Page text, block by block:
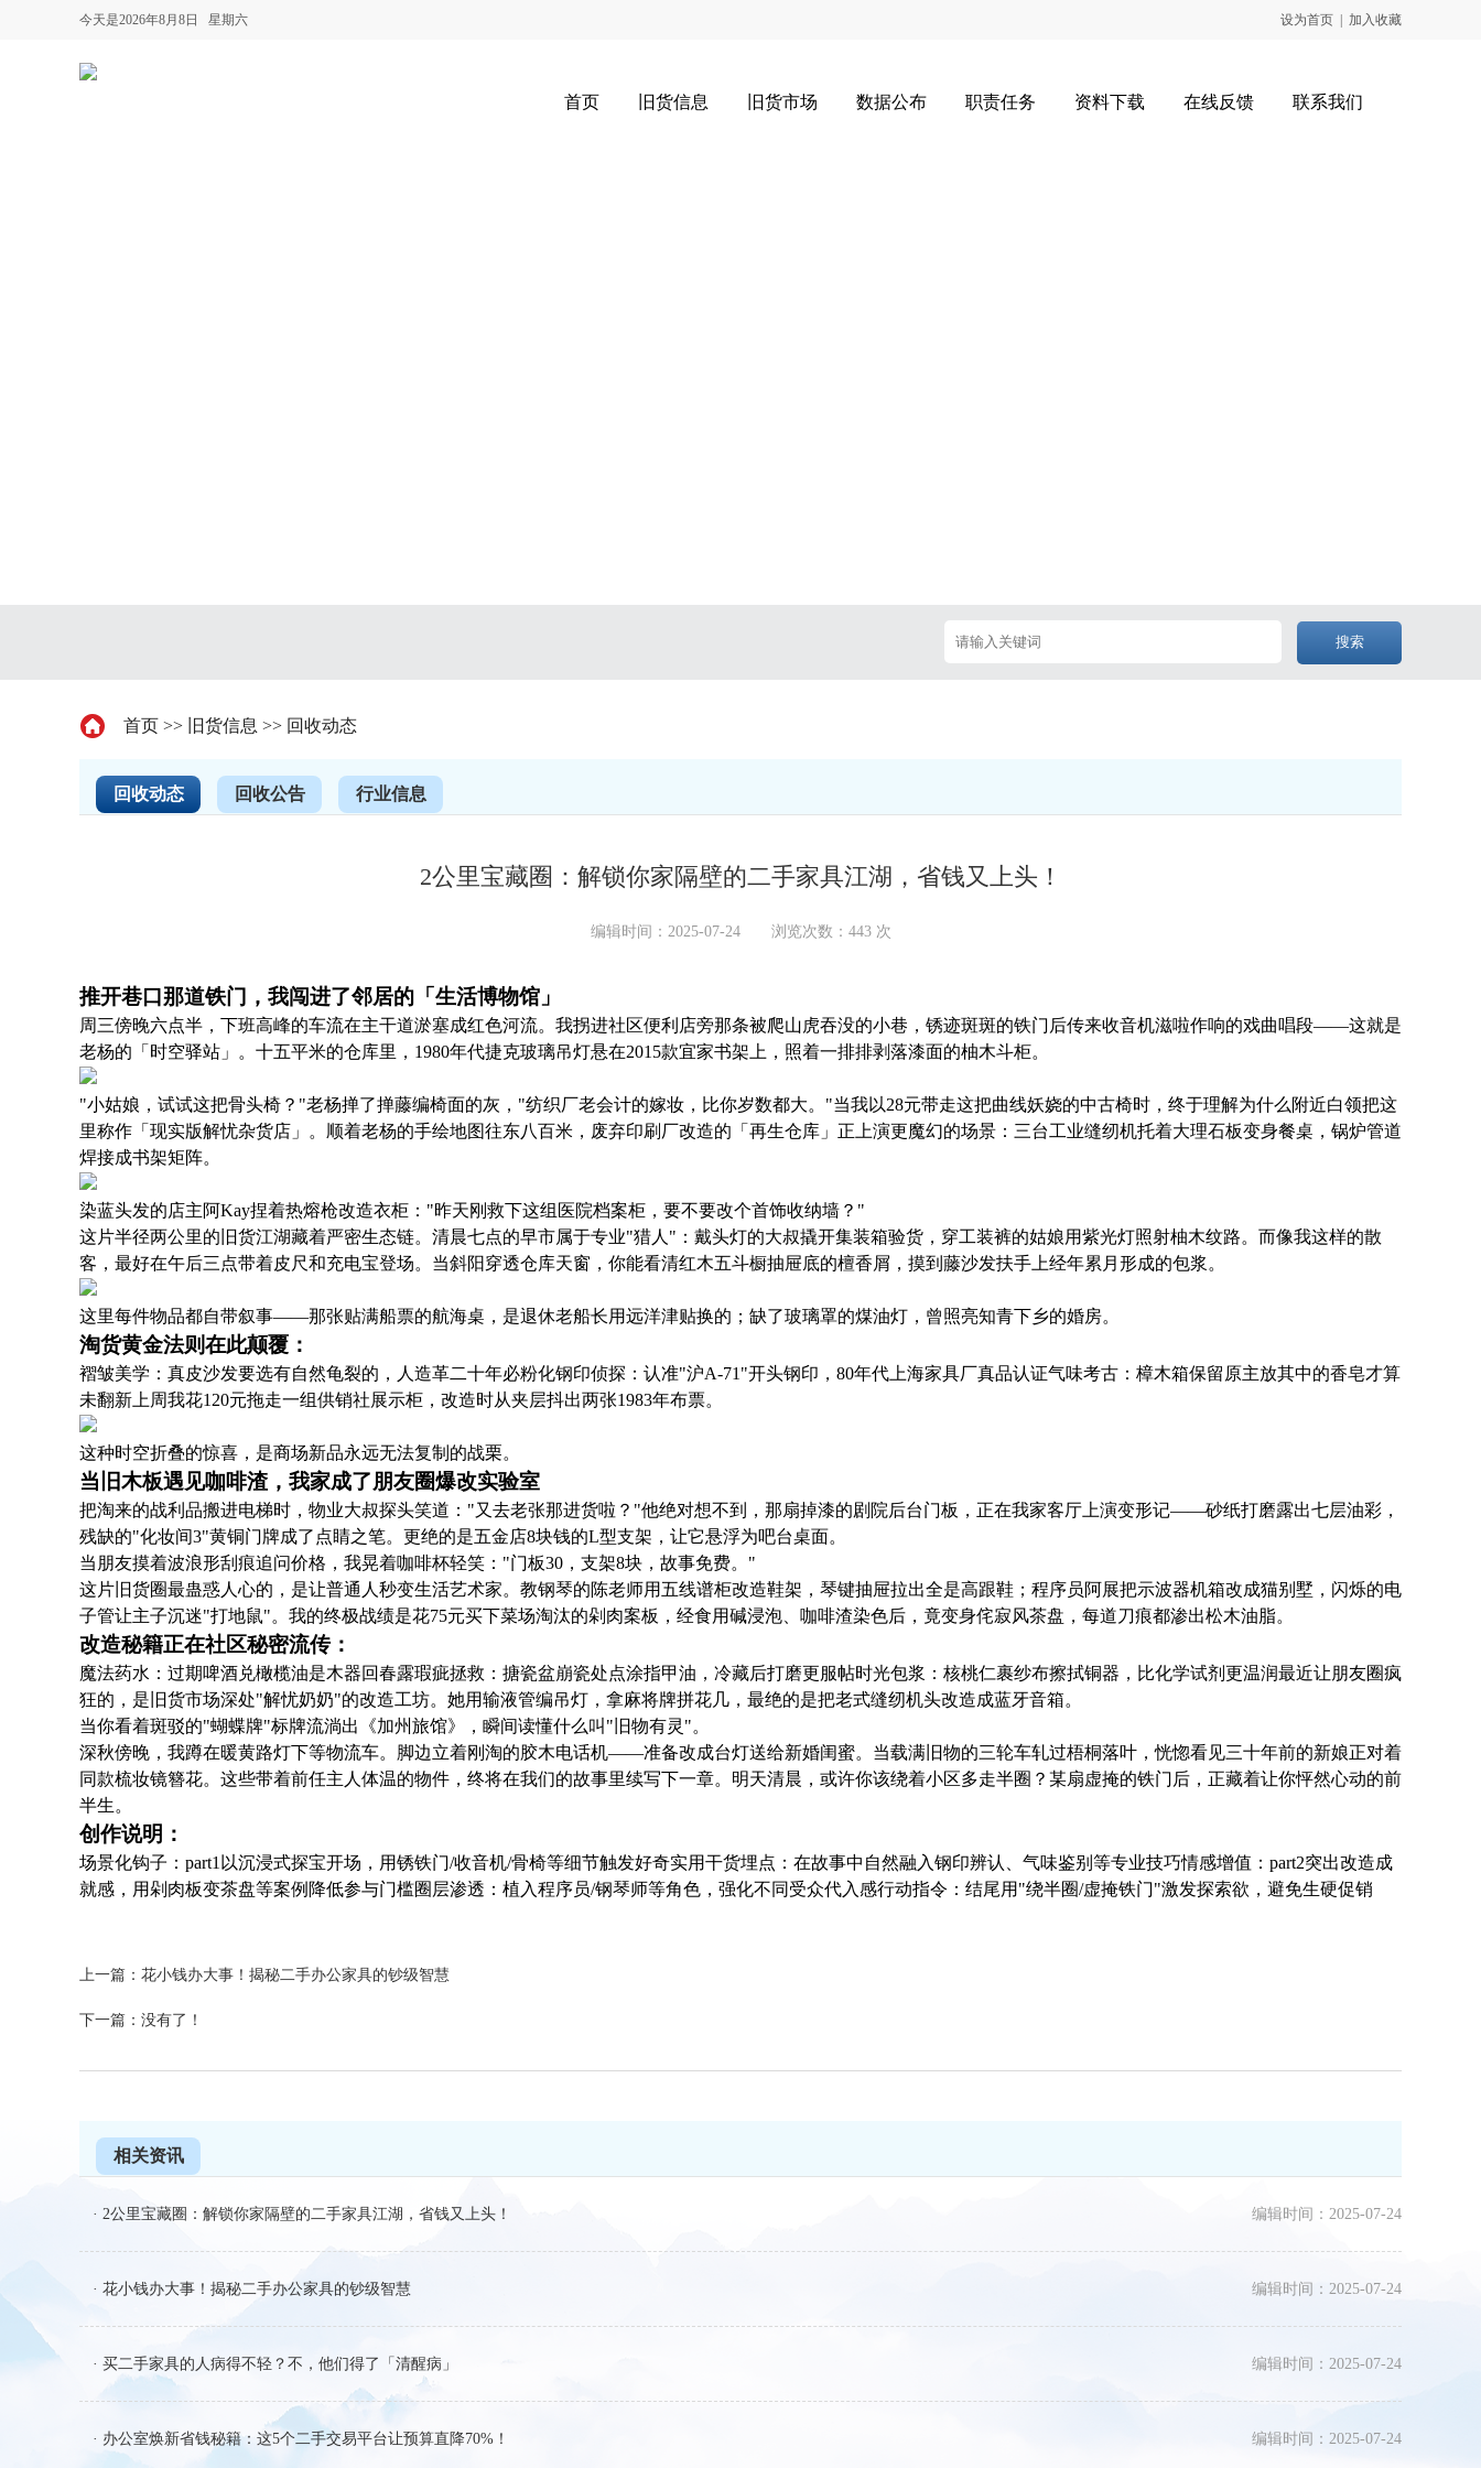
今天是2026年8月8日 星期六 设为首页 加入收藏
首页 旧货信息 旧货市场 数据公布 职责任务 资料下载 在线反馈 联系我们
搜索
首页 >> 旧货信息 >> 回收动态
回收动态 回收公告 行业信息
2公里宝藏圈：解锁你家隔壁的二手家具江湖，省钱又上头！
编辑时间：2025-07-24 浏览次数：443 次
推开巷口那道铁门，我闯进了邻居的「生活博物馆」
周三傍晚六点半，下班高峰的车流在主干道淤塞成红色河流。我拐进社区便利店旁那条被爬山虎吞没的小巷，锈迹斑斑的铁门后传来收音机滋啦作响的戏曲唱段——这就是
老杨的「时空驿站」。十五平米的仓库里，1980年代捷克玻璃吊灯悬在2015款宜家书架上，照着一排排剥落漆面的柚木斗柜。
"小姑娘，试试这把骨头椅？"老杨掸了掸藤编椅面的灰，"纺织厂老会计的嫁妆，比你岁数都大。"当我以28元带走这把曲线妖娆的中古椅时，终于理解为什么附近白领把这
里称作「现实版解忧杂货店」。顺着老杨的手绘地图往东八百米，废弃印刷厂改造的「再生仓库」正上演更魔幻的场景：三台工业缝纫机托着大理石板变身餐桌，锅炉管道
焊接成书架矩阵。
染蓝头发的店主阿Kay捏着热熔枪改造衣柜："昨天刚救下这组医院档案柜，要不要改个首饰收纳墙？"
这片半径两公里的旧货江湖藏着严密生态链。清晨七点的早市属于专业"猎人"：戴头灯的大叔撬开集装箱验货，穿工装裤的姑娘用紫光灯照射柚木纹路。而像我这样的散
客，最好在午后三点带着皮尺和充电宝登场。当斜阳穿透仓库天窗，你能看清红木五斗橱抽屉底的檀香屑，摸到藤沙发扶手上经年累月形成的包浆。
这里每件物品都自带叙事——那张贴满船票的航海桌，是退休老船长用远洋津贴换的；缺了玻璃罩的煤油灯，曾照亮知青下乡的婚房。
淘货黄金法则在此颠覆：
褶皱美学：真皮沙发要选有自然龟裂的，人造革二十年必粉化钢印侦探：认准"沪A-71"开头钢印，80年代上海家具厂真品认证气味考古：樟木箱保留原主放其中的香皂才算
未翻新上周我花120元拖走一组供销社展示柜，改造时从夹层抖出两张1983年布票。
这种时空折叠的惊喜，是商场新品永远无法复制的战栗。
当旧木板遇见咖啡渣，我家成了朋友圈爆改实验室
把淘来的战利品搬进电梯时，物业大叔探头笑道："又去老张那进货啦？"他绝对想不到，那扇掉漆的剧院后台门板，正在我家客厅上演变形记——砂纸打磨露出七层油彩，
残缺的"化妆间3"黄铜门牌成了点睛之笔。更绝的是五金店8块钱的L型支架，让它悬浮为吧台桌面。
当朋友摸着波浪形刮痕追问价格，我晃着咖啡杯轻笑："门板30，支架8块，故事免费。"
这片旧货圈最蛊惑人心的，是让普通人秒变生活艺术家。教钢琴的陈老师用五线谱柜改造鞋架，琴键抽屉拉出全是高跟鞋；程序员阿展把示波器机箱改成猫别墅，闪烁的电
子管让主子沉迷"打地鼠"。我的终极战绩是花75元买下菜场淘汰的剁肉案板，经食用碱浸泡、咖啡渣染色后，竟变身侘寂风茶盘，每道刀痕都渗出松木油脂。
改造秘籍正在社区秘密流传：
魔法药水：过期啤酒兑橄榄油是木器回春露瑕疵拯救：搪瓷盆崩瓷处点涂指甲油，冷藏后打磨更服帖时光包浆：核桃仁裹纱布擦拭铜器，比化学试剂更温润最近让朋友圈疯
狂的，是旧货市场深处"解忧奶奶"的改造工坊。她用输液管编吊灯，拿麻将牌拼花几，最绝的是把老式缝纫机头改造成蓝牙音箱。
当你看着斑驳的"蝴蝶牌"标牌流淌出《加州旅馆》，瞬间读懂什么叫"旧物有灵"。
深秋傍晚，我蹲在暖黄路灯下等物流车。脚边立着刚淘的胶木电话机——准备改成台灯送给新婚闺蜜。当载满旧物的三轮车轧过梧桐落叶，恍惚看见三十年前的新娘正对着
同款梳妆镜簪花。这些带着前任主人体温的物件，终将在我们的故事里续写下一章。明天清晨，或许你该绕着小区多走半圈？某扇虚掩的铁门后，正藏着让你怦然心动的前
半生。
创作说明：
场景化钩子：part1以沉浸式探宝开场，用锈铁门/收音机/骨椅等细节触发好奇实用干货埋点：在故事中自然融入钢印辨认、气味鉴别等专业技巧情感增值：part2突出改造成
就感，用剁肉板变茶盘等案例降低参与门槛圈层渗透：植入程序员/钢琴师等角色，强化不同受众代入感行动指令：结尾用"绕半圈/虚掩铁门"激发探索欲，避免生硬促销
上一篇：花小钱办大事！揭秘二手办公家具的钞级智慧
下一篇：没有了！
相关资讯
· 2公里宝藏圈：解锁你家隔壁的二手家具江湖，省钱又上头！ 编辑时间：2025-07-24
· 花小钱办大事！揭秘二手办公家具的钞级智慧 编辑时间：2025-07-24
· 买二手家具的人病得不轻？不，他们得了「清醒病」 编辑时间：2025-07-24
· 办公室焕新省钱秘籍：这5个二手交易平台让预算直降70%！ 编辑时间：2025-07-24